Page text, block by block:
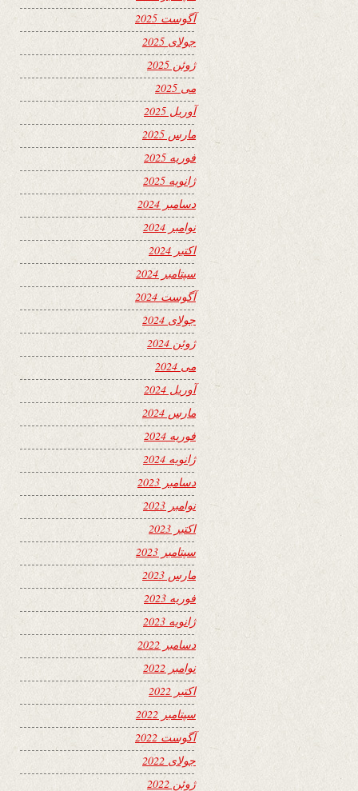
آگوست 2025
جولای 2025
ژوئن 2025
می 2025
آوریل 2025
مارس 2025
فوریه 2025
ژانویه 2025
دسامبر 2024
نوامبر 2024
اکتبر 2024
سپتامبر 2024
آگوست 2024
جولای 2024
ژوئن 2024
می 2024
آوریل 2024
مارس 2024
فوریه 2024
ژانویه 2024
دسامبر 2023
نوامبر 2023
اکتبر 2023
سپتامبر 2023
مارس 2023
فوریه 2023
ژانویه 2023
دسامبر 2022
نوامبر 2022
اکتبر 2022
سپتامبر 2022
آگوست 2022
جولای 2022
ژوئن 2022